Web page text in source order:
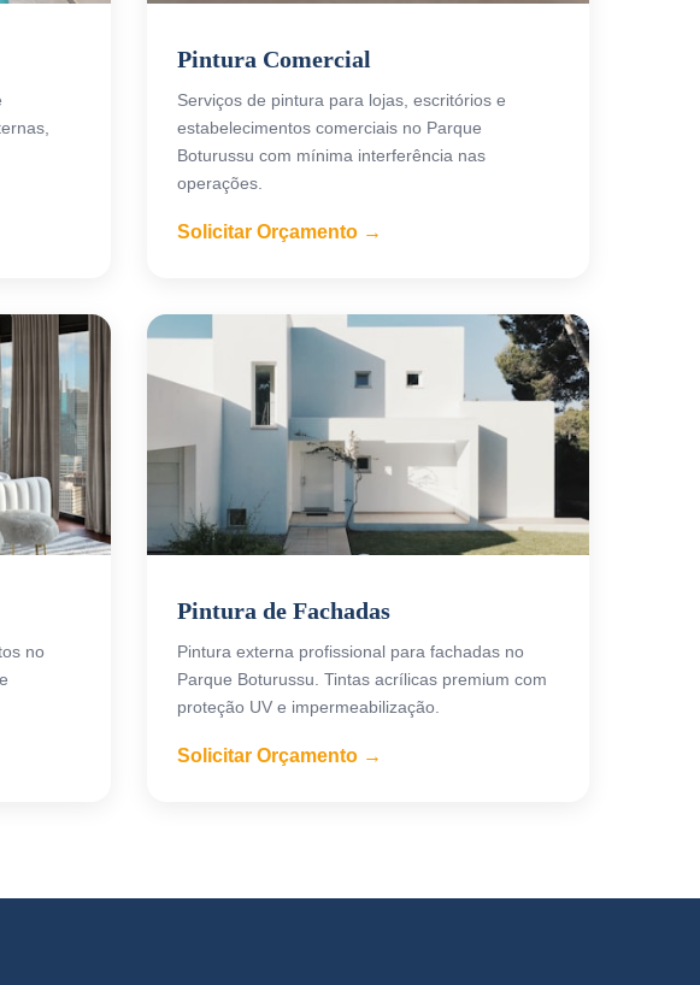
Pintura Comercial
Serviços de pintura para lojas, escritórios e
estabelecimentos comerciais no Parque
Boturussu com mínima interferência nas
operações.
Solicitar Orçamento →
no
Pintura de Fachadas
Pintura externa profissional para fachadas no
Parque Boturussu. Tintas acrílicas premium com
proteção UV e impermeabilização.
Solicitar Orçamento →